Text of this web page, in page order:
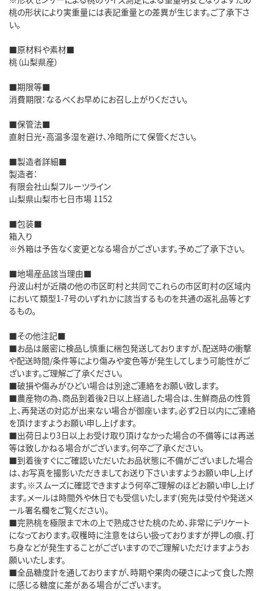
桃の形状により実重量には表記重量との差異が生じます。ご了承下さ
い。
■原材料や素材■
桃（山梨県産）
■期限等■
消費期限：なるべくお早めにお召し上がりください。
■保管法■
直射日光・高温多湿を避け、冷暗所にて保管ください。
■製造者詳細■
製造者：
有限会社山梨フルーツライン
山梨県山梨市七日市場 1152
■包装■
箱入り
※外箱は予告なく変更となる場合がございます。予めご了承下さい。
■地場産品該当理由■
丹波山村が近隣の他の市区町村と共同でこれらの市区町村の区域内
において類型1-7号のいずれかに該当するものを共通の返礼品等とす
るもの。
■その他注記■
■お品は厳密に検品し慎重に梱包発送しておりますが、配送時の衝撃
や配送時間/条件等により傷みや変色等が発生してしまう可能性がご
ざいます。ご理解ご了承ください。
■破損や傷みがひどい場合は別途ご連絡をお願い致します。
■農産物の為、商品到着後2日以上経過した場合は、生鮮商品の性質
上、再発送の対応が出来ない場合が御座います。必ず2日以内にご連絡
を頂けますようお願い申し上げます。
■出荷日より3日以上お受け取り頂けなかった場合の不備等には再送
等は致しかねる場合がございます。何卒ご了承ください。
■到着後すぐにご確認いただいたお品状態に不備がございました場合
は、お写真を撮影いただきましてお送り下さいますようお願い申し上げ
ます。※スムーズに確認できますよう何卒ご理解のほどお願い申し上げ
ます。メールは時間外や休日でも受信いたします(宛先は受付や発送メ
ール署名欄をご覧ください)。
■完熟桃を極限まで木の上で熟成させた桃のため、非常にデリケート
になっております。収穫時に注意をはらい扱っておりますが押しの痕、打
ち身などが発生することがございますのでご理解いただけますようお
願いいたします。
■全品糖度計を通しておりますが、時期や果肉の硬さによって食した際
に感じる糖度に差がある場合がございます。